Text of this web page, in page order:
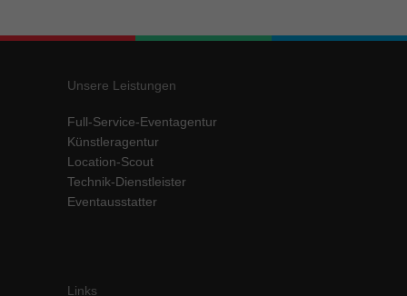
Unsere Leistungen
Full-Service-Eventagentur
Künstleragentur
Location-Scout
Technik-Dienstleister
Eventausstatter
Links
standardmäßig blockiert. Wenn Cookies von externen Medien akzeptiert
Cookie-Informationen anzeigen
powered by Borlabs Cookie